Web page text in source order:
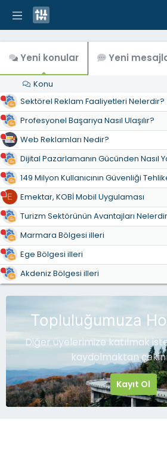
Yeni konular Yeni
Konu
Sektörel Reklam Faaliyetleri Nelerdir?
Profesyonel Başarıya Nasıl Ulaşılır?
Web Reklamları Nedir?
Dijital Pazarlamanın Gücünden Nasıl
149 Milyon Kullanıcının Güvenliği
E
Emektar, KOBİ Mobil Uygulaması
Turizm Sektörünün Avantajları
Marmara Bölgesi illeri
Ege Bölgesi illeri
Akdeniz Bölgesi illeri
Topluluğumuza
Diğer üyelerimize katılmak
kaydolmaktan
Kayıt Ol